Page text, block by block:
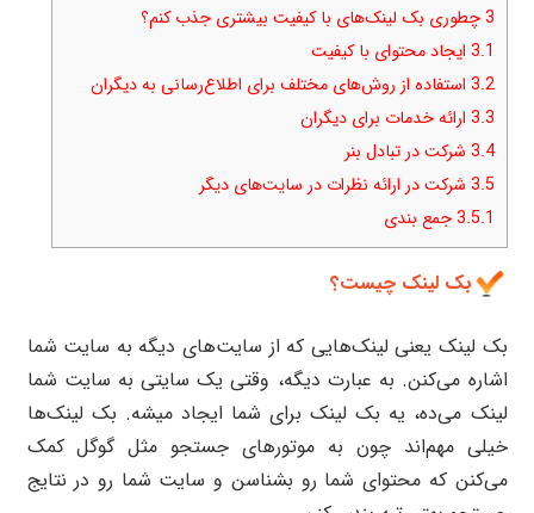
3چطوری بک لینک‌های با کیفیت بیشتری جذب کنم؟
3.1 ایجاد محتوای با کیفیت
3.2 استفاده از روش‌های مختلف برای اطلاع‌رسانی به دیگران
3.3 ارائه خدمات برای دیگران
3.4 شرکت در تبادل بنر
3.5 شرکت در ارائه نظرات در سایت‌های دیگر
3.5.1جمع بندی
بک لینک چیست؟
بک لینک یعنی لینک‌هایی که از سایت‌های دیگه به سایت شما
اشاره می‌کنن. به عبارت دیگه، وقتی یک سایتی به سایت شما
لینک می‌ده، یه بک لینک برای شما ایجاد میشه. بک لینک‌ها
خیلی مهم‌اند چون به موتورهای جستجو مثل گوگل کمک
می‌کنن که محتوای شما رو بشناسن و سایت شما رو در نتایج